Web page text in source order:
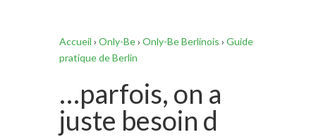
Accueil › Only-Be› Only-Be Berlinois › Guide
pratique de Berlin
…parfois, on a
juste besoin d